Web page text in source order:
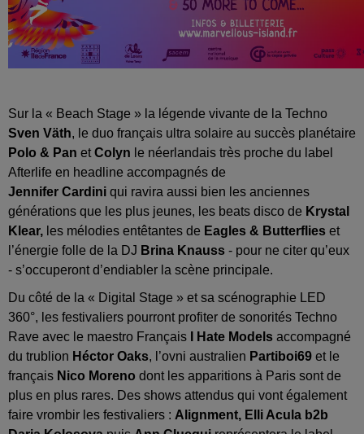
Sur la « Beach Stage » la légende vivante de la Techno
Sven Väth, le duo français ultra solaire au succès planétaire
Polo & Pan etColyn le néerlandais très proche du label
Afterlife en headline accompagnés de
Jennifer Cardini qui ravira aussi bien les anciennes
générations que les plus jeunes, les beats disco de Krystal
Klear, les mélodies entêtantes de Eagles & Butterflies et
l’énergie folle de la DJ Brina Knauss - pour ne citer qu’eux
- s’occuperont d’endiabler la scène principale.
Du côté de la « Digital Stage » et sa scénographie LED
360°, les festivaliers pourront profiter de sonorités Techno
Rave avec le maestro Français I Hate Models accompagné
du trublion Héctor Oaks, l’ovni australien Partiboi69 et le
français Nico Moreno dont les apparitions à Paris sont de
plus en plus rares. Des shows attendus qui vont également
faire vrombir les festivaliers : Alignment, Elli Acula b2b